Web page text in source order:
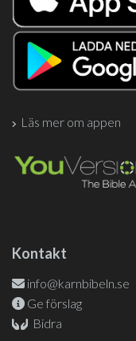
Läs mer om appen
Kontakt
info@karnbibeln.se
Ge förslag
Bidra